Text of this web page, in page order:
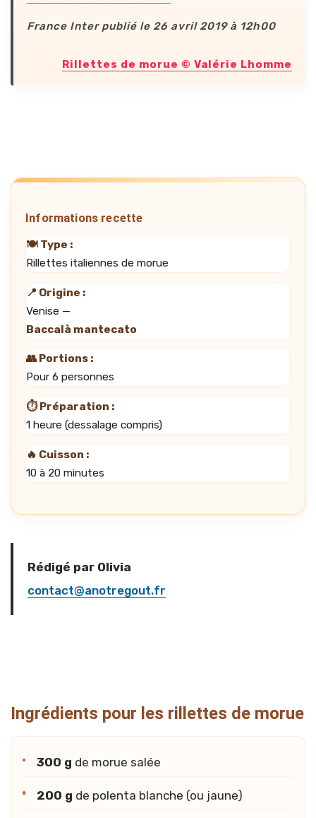
France Inter publié le 26 avril 2019 à 12h00
Rillettes de morue © Valérie Lhomme
Informations recette
🍽️ Type :
Rillettes italiennes de morue
📍 Origine :
Venise —
Baccalà mantecato
👥 Portions :
Pour 6 personnes
⏱️ Préparation :
1 heure (dessalage compris)
🔥 Cuisson :
10 à 20 minutes
Rédigé par Olivia
contact@anotregout.fr
Ingrédients pour les rillettes de morue
300 g de morue salée
200 g de polenta blanche (ou jaune)